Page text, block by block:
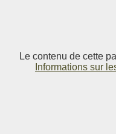
Le contenu de cette
Informations sur